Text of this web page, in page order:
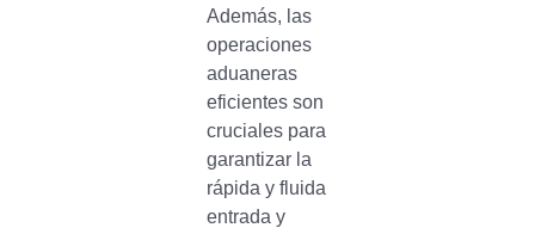
Además, las
operaciones
aduaneras
eficientes son
cruciales para
garantizar la
rápida y fluida
entrada y